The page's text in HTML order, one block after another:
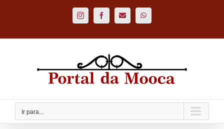
InstagramFacebookCustomWhatsApp
Ir para...